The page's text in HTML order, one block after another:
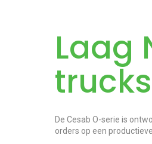
Laag
trucks
De Cesab O-serie is
orders op een